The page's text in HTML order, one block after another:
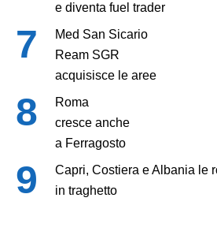
e diventa fuel trader
Med San Sicario
Ream SGR
acquisisce le aree
Roma
cresce anche
a Ferragosto
Capri, Costiera e Albania le
in traghetto